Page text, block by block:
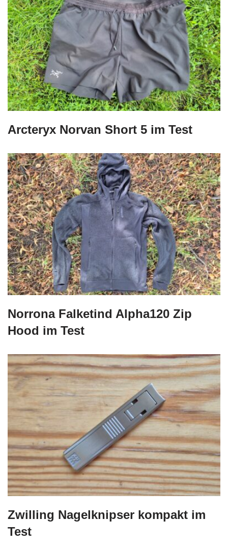
Arcteryx Norvan Short 5 im Test
Norrona Falketind Alpha120 Zip
Hood im Test
Zwilling Nagelknipser kompakt im
Test